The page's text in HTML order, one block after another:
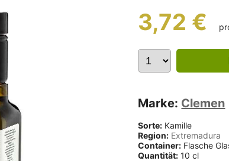
3,72 €
Marke: Clemen
Sorte: Kamille
Region: Extremadura
Container: Flasche
Quantität: 10 cl